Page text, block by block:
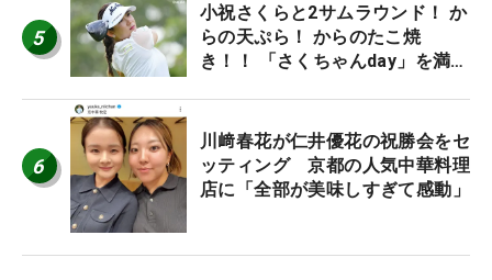
5
小祝さくらと2サムラウンド！ か
らの天ぷら！ からのたこ焼
き！！ 「さくちゃんday」を満喫
6
川﨑春花が仁井優花の祝勝会をセ
ッティング 京都の人気中華料理
店に「全部が美味しすぎて感動」